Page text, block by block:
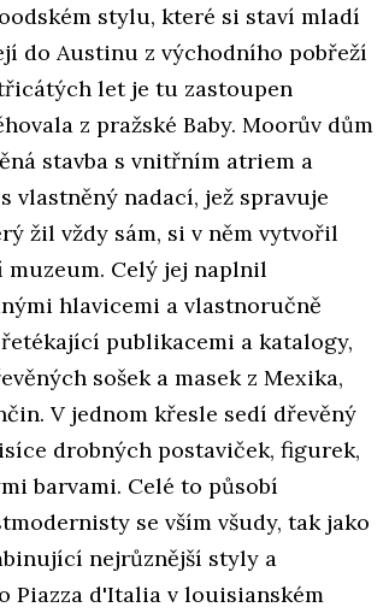
stylu, které si staví mladí
do Austinu z východního pobřeží
let je tu zastoupen
z pražské Baby. Moorův dům
stavba s vnitřním atriem a
vlastněný nadací, jež spravuje
žil vždy sám, si v něm vytvořil
Celý jej naplnil
hlavicemi a vlastnoručně
publikacemi a katalogy,
sošek a masek z Mexika,
V jednom křesle sedí dřevěný
drobných postaviček, figurek,
barvami. Celé to působí
se vším všudy, tak jako
nejrůznější styly a
Piazza d'Italia v louisianském